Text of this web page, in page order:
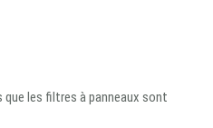
les filtres à panneaux sont